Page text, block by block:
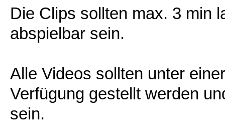
Die Clips sollten max. 3 min
abspielbar sein.
Alle Videos sollten unter
Verfügung gestellt werden
sein.